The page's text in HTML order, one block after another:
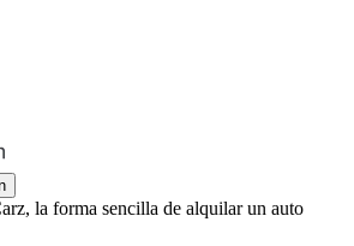
la forma sencilla de alquilar un auto